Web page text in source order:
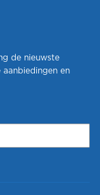
de nieuwste
en